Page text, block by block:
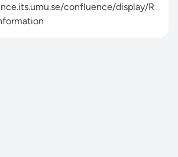
confluence/display/R